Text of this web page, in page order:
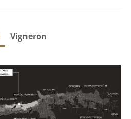
Vigneron